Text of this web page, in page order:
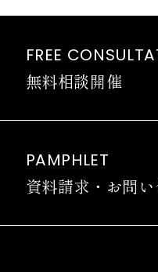
FREE
無料相談開催
PAMPHLET
資料請求・お問